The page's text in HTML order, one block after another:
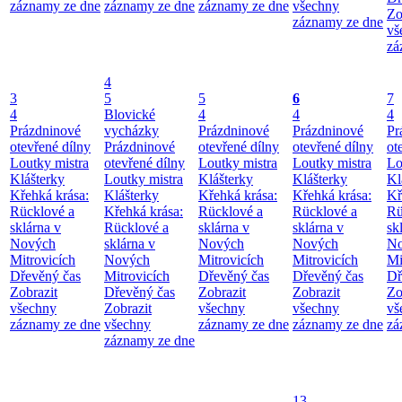
záznamy ze dne záznamy ze dne záznamy ze dne všechny
záznamy ze dne
3
4
Prázdninové
otevřené dílny
Loutky mistra
Klášterky
Křehká krása:
Rücklové a
sklárna v
Nových
Mitrovicích
Dřevěný čas
Zobrazit
všechny
záznamy ze dne
4
5
Blovické
vycházky
Prázdninové
otevřené dílny
Loutky mistra
Klášterky
Křehká krása:
Rücklové a
sklárna v
Nových
Mitrovicích
Dřevěný čas
Zobrazit
všechny
záznamy ze dne
5
4
Prázdninové
otevřené dílny
Loutky mistra
Klášterky
Křehká krása:
Rücklové a
sklárna v
Nových
Mitrovicích
Dřevěný čas
Zobrazit
všechny
záznamy ze dne
6
4
Prázdninové
otevřené dílny
Loutky mistra
Klášterky
Křehká krása:
Rücklové a
sklárna v
Nových
Mitrovicích
Dřevěný čas
Zobrazit
všechny
záznamy ze dne
7
4